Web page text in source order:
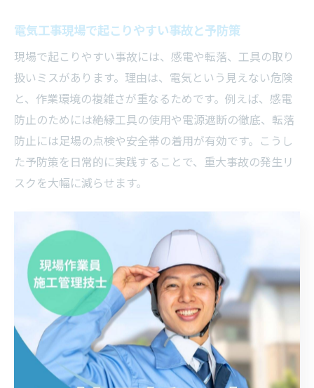
電気工事現場で起こりやすい事故と予防策
現場で起こりやすい事故には、感電や転落、工具の取り
扱いミスがあります。理由は、電気という見えない危険
と、作業環境の複雑さが重なるためです。例えば、感電
防止のためには絶縁工具の使用や電源遮断の徹底、転落
防止には足場の点検や安全帯の着用が有効です。こうし
た予防策を日常的に実践することで、重大事故の発生リ
スクを大幅に減らせます。
安全管理に強い現場を作るには、現場全体でのコミュニ
ケーションと仕組みづくりが鍵です。なぜなら、個人任
せではなくチーム全体で安全を守る意識が重要だからで
す。例えば、朝礼での安全ミーティング、ヒヤリハット
事例の共有、現場巡回による指導などが効果的です。こ
れらの工夫で、全員が安全管理への意識を持ち、質の高
い現場運営が実現します。